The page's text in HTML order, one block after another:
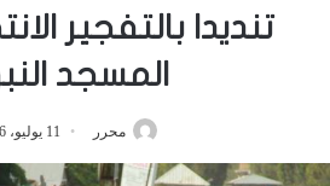
تنديدا بالتفجير
المسجد
محرر 11 يوليو، 2016